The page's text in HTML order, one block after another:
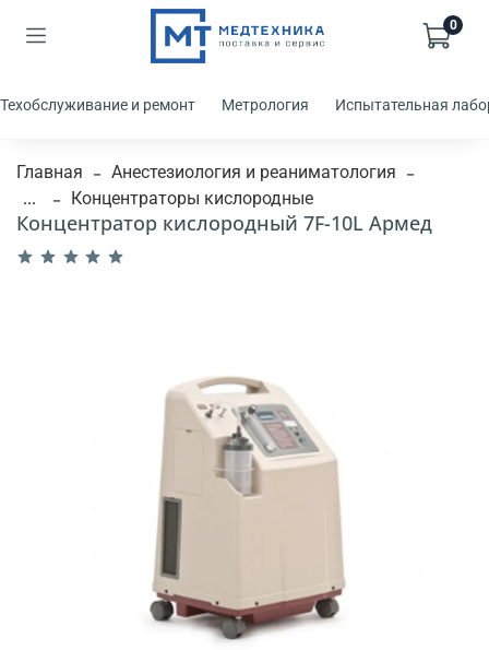
0
Техобслуживание и ремонт Метрология Испытательная
Главная
Анестезиология и реаниматология
...
Концентраторы кислородные
Концентратор кислородный 7F-10L Армед